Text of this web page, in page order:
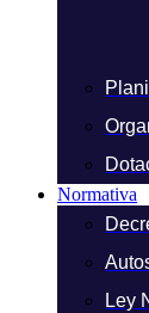
Normativa
Ley